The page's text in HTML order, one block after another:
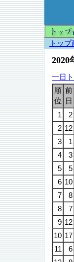
トッ
一日
順
位
前
日
1 2
2 12
3
1
4
3
5
5
6 10
7
8
8
7
9 12
10 17
11
6